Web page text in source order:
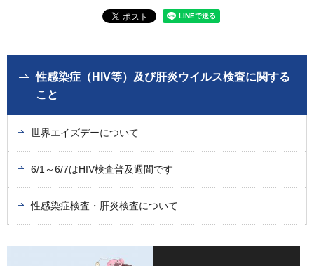
性感染症（HIV等）及び肝炎ウイルス検査に関する
こと
世界エイズデーについて
6/1～6/7はHIV検査普及週間です
性感染症検査・肝炎検査について